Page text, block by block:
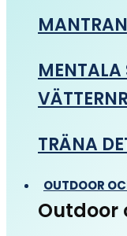
MENTALA
TRÄNA
OUTDOOR
Outdoor